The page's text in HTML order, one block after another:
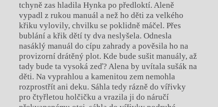
tchyně zas hladila Hynka po předloktí. Aleně
vypadl z rukou manuál a než ho děti za velkého
křiku vylovily, chvilku se poklidně máčel. Přes
bublání a křik dětí ty dva neslyšela. Odnesla
nasáklý manuál do cípu zahrady a pověsila ho na
provizorní drátěný plot. Kde bude sušit manuály, až
tady bude ta vysoká zeď? Alena by uvítala sušák na
děti. Na vyprahlou a kamenitou zem nemohla
rozprostřít ani deku. Sáhla tedy rázně do vířivky
pro čtyřletou holčičku a vrazila ji do náručí